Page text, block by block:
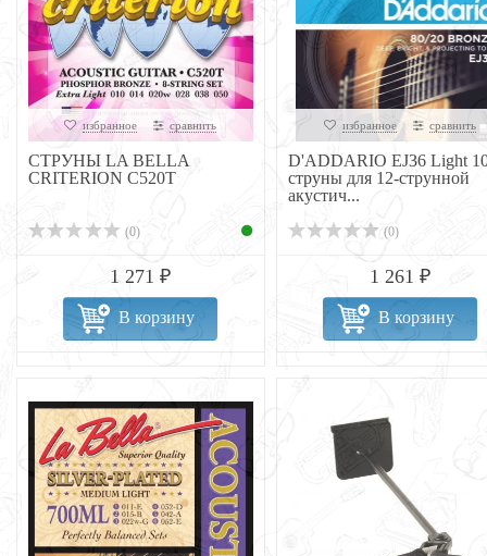
избранное сравнить
СТРУНЫ LA BELLA
CRITERION C520T
(0)
1 271 ₽
В корзину
избранное сравнить
D'ADDARIO EJ36 Light
струны для 12-струнной
акустич...
(0)
1 261 ₽
В корзину